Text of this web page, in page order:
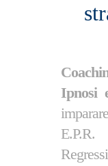
Ipnosi